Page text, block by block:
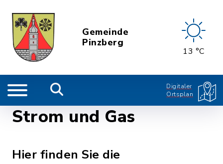
Gemeinde
Pinzberg
13 °C
Digitaler
Ortsplan
Strom und Gas
Hier finden Sie die